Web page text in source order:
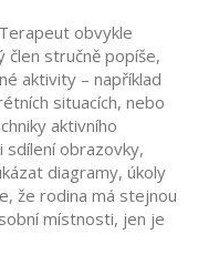
obvykle
člen stručně popíše,
aktivity – například
situacích, nebo
aktivního
sdílení obrazovky,
diagramy, úkoly
že rodina má stejnou
místnosti, jen je